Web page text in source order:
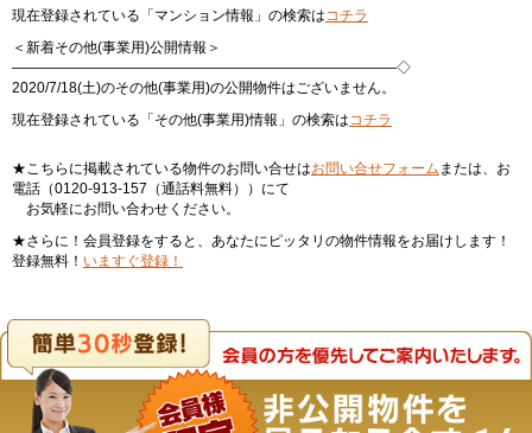
現在登録されている「マンション情報」の検索はコチラ
＜新着その他(事業用)公開情報＞
———————————————————————————◇
2020/7/18(土)のその他(事業用)の公開物件はございません。
現在登録されている「その他(事業用)情報」の検索はコチラ
★こちらに掲載されている物件のお問い合せはお問い合せフォーム または、お
電話（0120-913-157（通話料無料））にて
お気軽にお問い合わせください。
★さらに！会員登録をすると、あなたにピッタリの物件情報をお届けします！
登録無料！ いますぐ登録！